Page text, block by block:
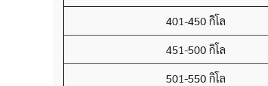
401-450 กิโล
451-500 กิโล
501-550 กิโล